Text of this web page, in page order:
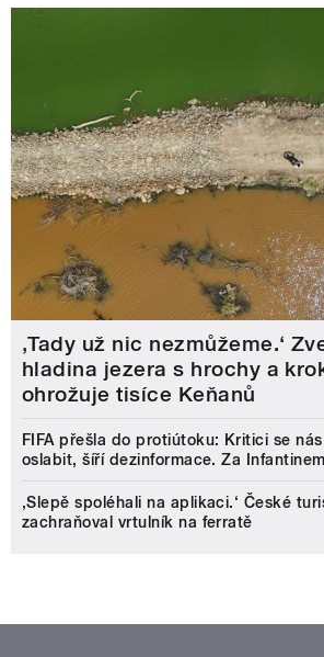
‚Tady už nic nezmůžeme.‘
hladina jezera s hrochy a
ohrožuje tisíce Keňanů
FIFA přešla do protiútoku: Kritici se
oslabit, šíří dezinformace. Za
‚Slepě spoléhali na aplikaci.‘ České
zachraňoval vrtulník na ferratě